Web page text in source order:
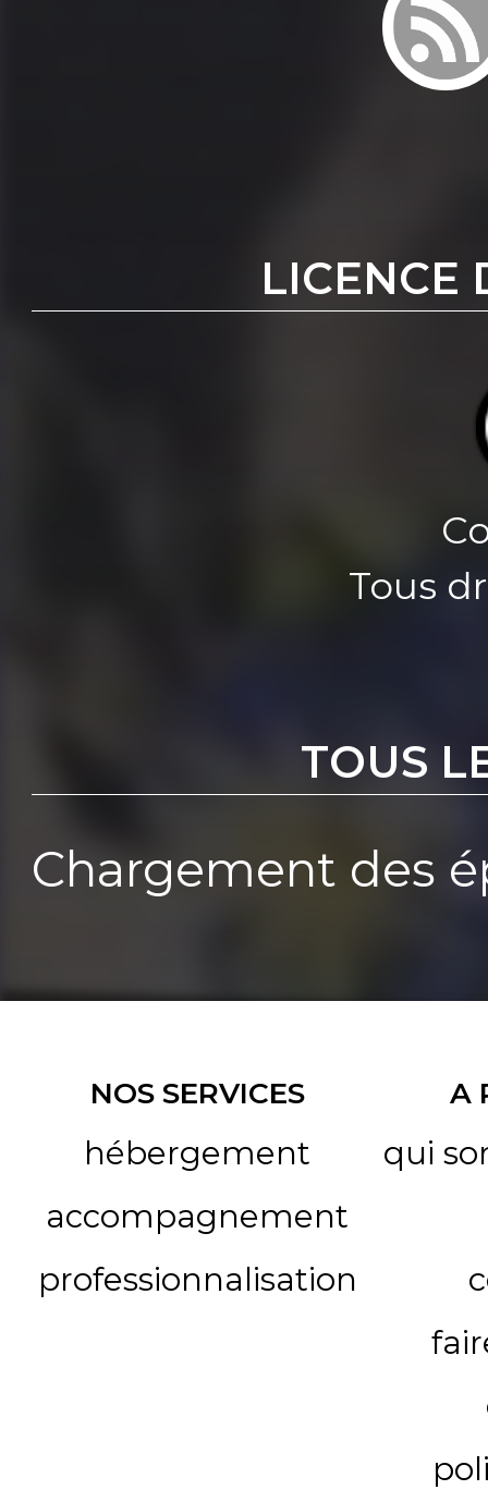
LICENCE
Tous
TOUS
Chargement des
NOS SERVICES
hébergement
accompagnement
professionnalisation
A
qui